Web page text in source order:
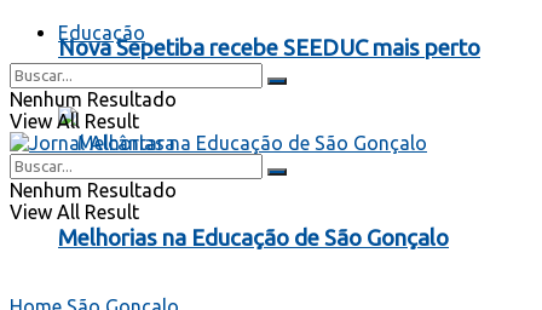
Nova Sepetiba recebe SEEDUC mais perto
Melhorias na Educação de São Gonçalo
Educação
Nenhum Resultado
View All Result
Nenhum Resultado
View All Result